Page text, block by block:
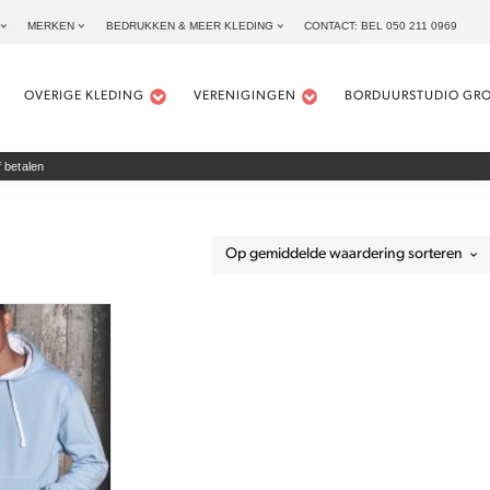
MERKEN BEDRUKKEN & MEER KLEDING CONTACT: BEL 050 211 0969
OVERIGE KLEDING VERENIGINGEN BORDUURSTUDIO
betalen